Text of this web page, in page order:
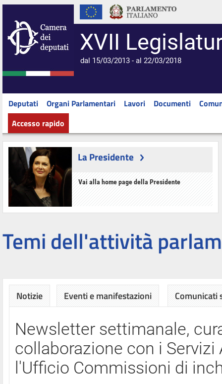
XVII
dal 15/03/2013 - al 22/03/2018
Deputati Organi Parlamentari Lavori Documenti
Accesso rapido
La Presidente
Vai alla home page della Presidente
Temi dell'attività
Notizie Eventi e manifestazioni Comunicati
Newsletter settimanale,
collaborazione con i
l'Ufficio Commissioni di